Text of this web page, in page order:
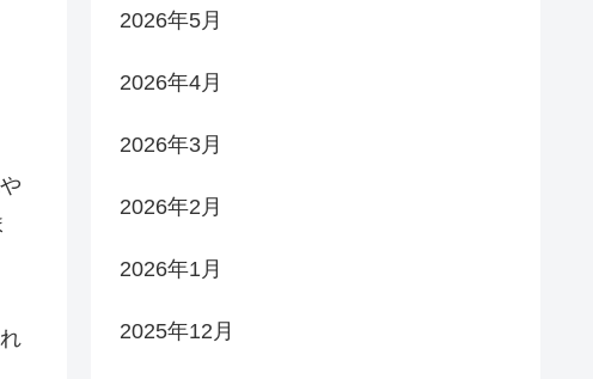
2026年5月
2026年4月
2026年3月
2026年2月
2026年1月
2025年12月